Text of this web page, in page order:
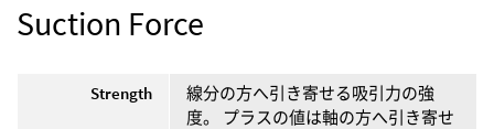
Suction Force
Strength
線分の方へ引き寄せる吸引力の強
度。 プラスの値は軸の方へ引き寄せ